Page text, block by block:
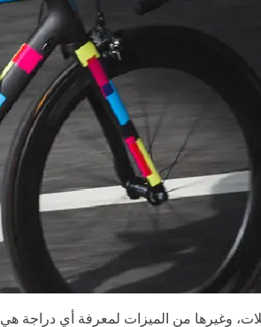
وغيرها من الميزات لمعرفة أي دراجة